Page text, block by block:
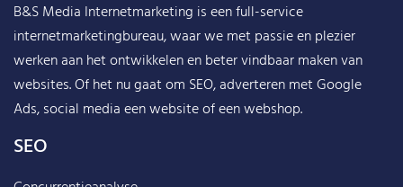
B&S Media Internetmarketing is een full-service
internetmarketingbureau, waar we met passie en plezier
werken aan het ontwikkelen en beter vindbaar maken van
websites. Of het nu gaat om SEO, adverteren met Google
Ads, social media een website of een webshop.
SEO